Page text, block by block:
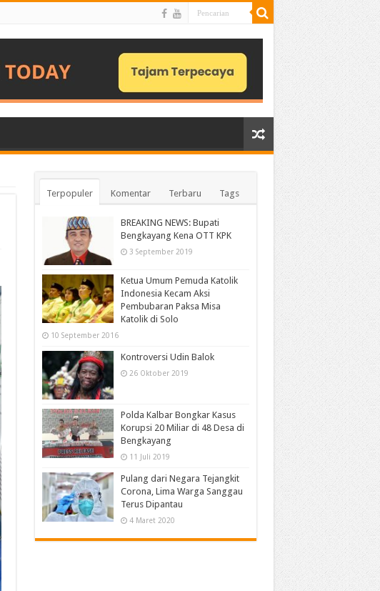
Terpopuler Komentar Terbaru Tags
BREAKING NEWS: Bupati
Bengkayang Kena OTT KPK
3 September 2019
Ketua Umum Pemuda Katolik
Indonesia Kecam Aksi
Pembubaran Paksa Misa
Katolik di Solo
10 September 2016
Kontroversi Udin Balok
26 Oktober 2019
Polda Kalbar Bongkar Kasus
Korupsi 20 Miliar di 48 Desa di
Bengkayang
11 Juli 2019
Pulang dari Negara Tejangkit
Corona, Lima Warga Sanggau
Terus Dipantau
4 Maret 2020